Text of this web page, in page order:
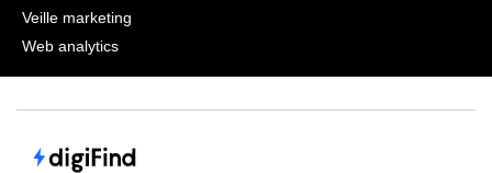
Veille marketing
Web analytics